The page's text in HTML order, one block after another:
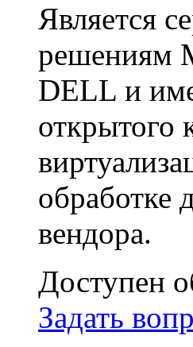
Является
решениям
DELL и
открытого
обработке
вендора.
Доступен
Задать